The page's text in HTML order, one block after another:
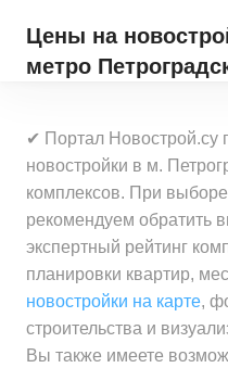
Цены на
метро
✔ Портал Новострой.су
новостройки в м.
комплексов. При
рекомендуем обратить
экспертный рейтинг
планировки квартир,
новостройки на карте,
строительства и
Вы также имеете